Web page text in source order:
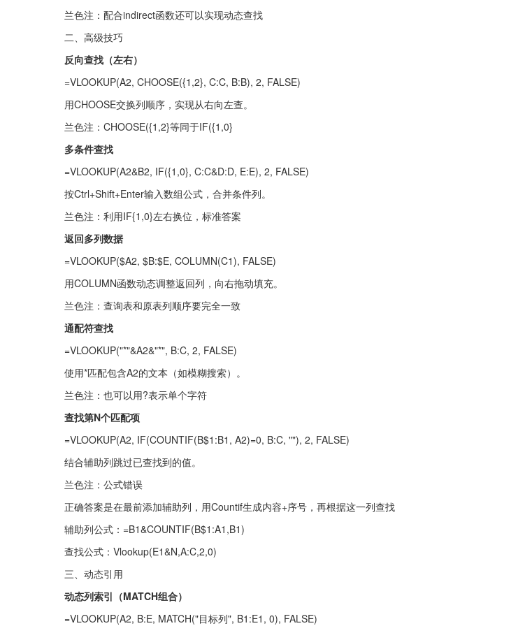
兰色注：配合indirect函数还可以实现动态查找
二、高级技巧
反向查找（左右）
=VLOOKUP(A2, CHOOSE({1,2}, C:C, B:B), 2, FALSE)
用CHOOSE交换列顺序，实现从右向左查。
兰色注：CHOOSE({1,2}等同于IF({1,0}
多条件查找
=VLOOKUP(A2&B2, IF({1,0}, C:C&D:D, E:E), 2, FALSE)
按Ctrl+Shift+Enter输入数组公式，合并条件列。
兰色注：利用IF{1,0}左右换位，标准答案
返回多列数据
=VLOOKUP($A2, $B:$E, COLUMN(C1), FALSE)
用COLUMN函数动态调整返回列，向右拖动填充。
兰色注：查询表和原表列顺序要完全一致
通配符查找
=VLOOKUP("*"&A2&"*", B:C, 2, FALSE)
使用*匹配包含A2的文本（如模糊搜索）。
兰色注：也可以用?表示单个字符
查找第N个匹配项
=VLOOKUP(A2, IF(COUNTIF(B$1:B1, A2)=0, B:C, ""), 2, FALSE)
结合辅助列跳过已查找到的值。
兰色注：公式错误
正确答案是在最前添加辅助列，用Countif生成内容+序号，再根据这一列查找
辅助列公式：=B1&COUNTIF(B$1:A1,B1)
查找公式：Vlookup(E1&N,A:C,2,0)
三、动态引用
动态列索引（MATCH组合）
=VLOOKUP(A2, B:E, MATCH("目标列", B1:E1, 0), FALSE)